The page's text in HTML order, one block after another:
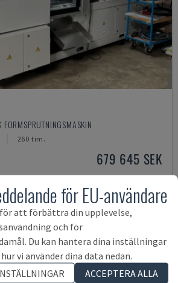
260 tim.
679 645 SEK
för EU-användare
för att förbättra din upplevelse,
och för
Du kan hantera dina inställningar
vi använder dina data nedan.
ACCEPTERA ALLA